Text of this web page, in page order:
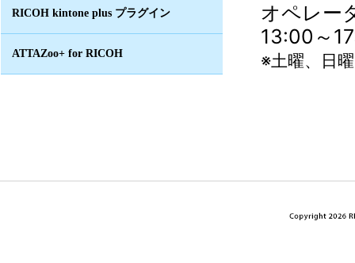
RICOH kintone plus プラグイン
ATTAZoo+ for RICOH
オペレー
13:00～
※土曜、日